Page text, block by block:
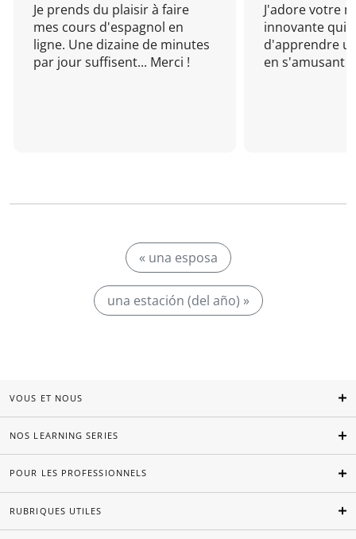
Je prends du plaisir à faire
mes cours d'espagnol en
ligne. Une dizaine de minutes
par jour suffisent... Merci !
J'adore votre
innovante qui
d'apprendre
en s'amusant !
« una esposa
una estación (del año) »
VOUS ET NOUS
NOS LEARNING SERIES
POUR LES PROFESSIONNELS
RUBRIQUES UTILES